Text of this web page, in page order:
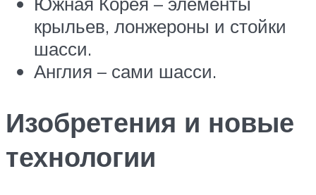
крыльев, лонжероны и стойки
шасси.
Англия – сами шасси.
Изобретения и новые
технологии